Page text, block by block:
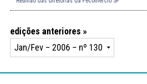
edições anteriores »